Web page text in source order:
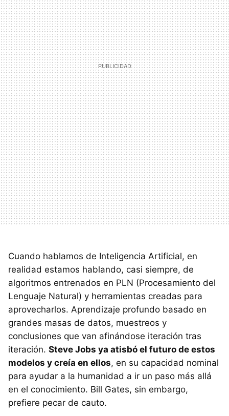
Cuando hablamos de Inteligencia Artificial, en
realidad estamos hablando, casi siempre, de
algoritmos entrenados en PLN (Procesamiento del
Lenguaje Natural) y herramientas creadas para
aprovecharlos. Aprendizaje profundo basado en
grandes masas de datos, muestreos y
conclusiones que van afinándose iteración tras
iteración. Steve Jobs ya atisbó el futuro de estos
modelos y creía en ellos, en su capacidad nominal
para ayudar a la humanidad a ir un paso más allá
en el conocimiento. Bill Gates, sin embargo,
prefiere pecar de cauto.